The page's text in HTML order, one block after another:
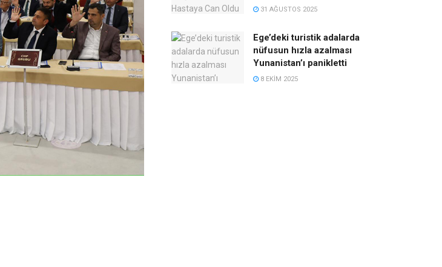
31 AĞUSTOS 2025
Ege’deki turistik adalarda
nüfusun hızla azalması
Yunanistan’ı panikletti
8 EKIM 2025